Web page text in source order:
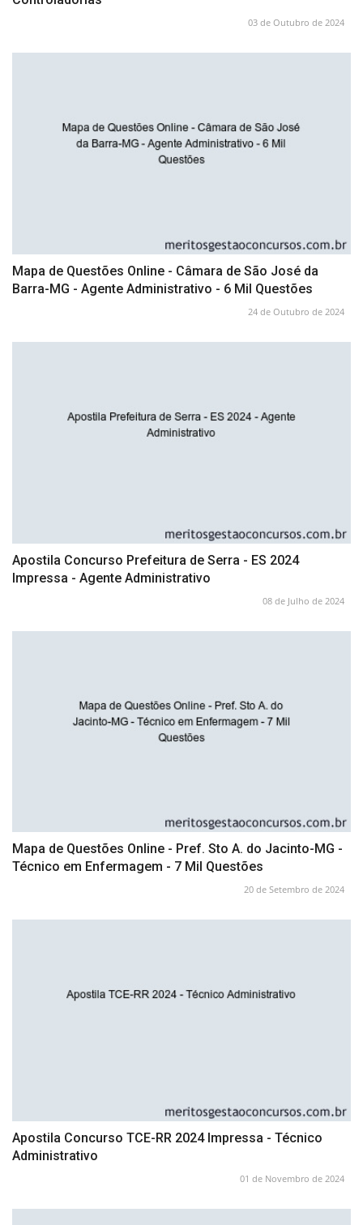
03 de Outubro de 2024
Mapa de Questões Online - Câmara de São José da
Barra-MG - Agente Administrativo - 6 Mil Questões
24 de Outubro de 2024
Apostila Concurso Prefeitura de Serra - ES 2024
Impressa - Agente Administrativo
08 de Julho de 2024
Mapa de Questões Online - Pref. Sto A. do Jacinto-MG -
Técnico em Enfermagem - 7 Mil Questões
20 de Setembro de 2024
Apostila Concurso TCE-RR 2024 Impressa - Técnico
Administrativo
01 de Novembro de 2024